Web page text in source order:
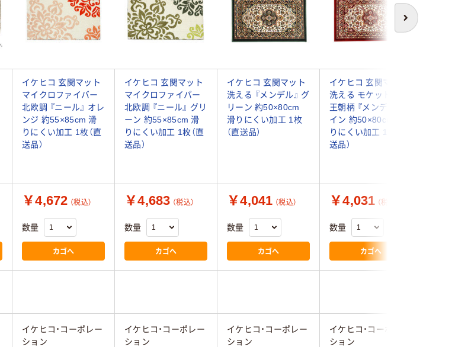
次へ
イケヒコ 玄関マット
マイクロファイバー
北欧調 『ニール』 オレ
ンジ 約55×85cm 滑
りにくい加工 1枚（直
送品）
イケヒコ 玄関マット
マイクロファイバー
北欧調 『ニール』 グリ
ーン 約55×85cm 滑
りにくい加工 1枚（直
送品）
イケヒコ 玄関マット
洗える 『メンデル』 グ
リーン 約50×80cm
滑りにくい加工 1枚
（直送品）
イケヒコ 玄関マット
洗える モケット織り
王朝柄 『メンデル』 ワ
イン 約50×80cm 滑
りにくい加工 1枚（直
送品）
￥4,672 （税込）
数量
カゴへ
￥4,683 （税込）
数量
カゴへ
￥4,041 （税込）
数量
カゴへ
￥4,031 （税込）
数量
カゴへ
イケヒコ・コーポレー
ション
イケヒコ・コーポレー
ション
イケヒコ・コーポレー
ション
イケヒコ・コーポレー
ション